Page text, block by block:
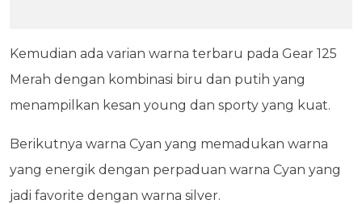
Kemudian ada varian warna terbaru pada Gear 125
Merah dengan kombinasi biru dan putih yang
menampilkan kesan young dan sporty yang kuat.
Berikutnya warna Cyan yang memadukan warna
yang energik dengan perpaduan warna Cyan yang
jadi favorite dengan warna silver.